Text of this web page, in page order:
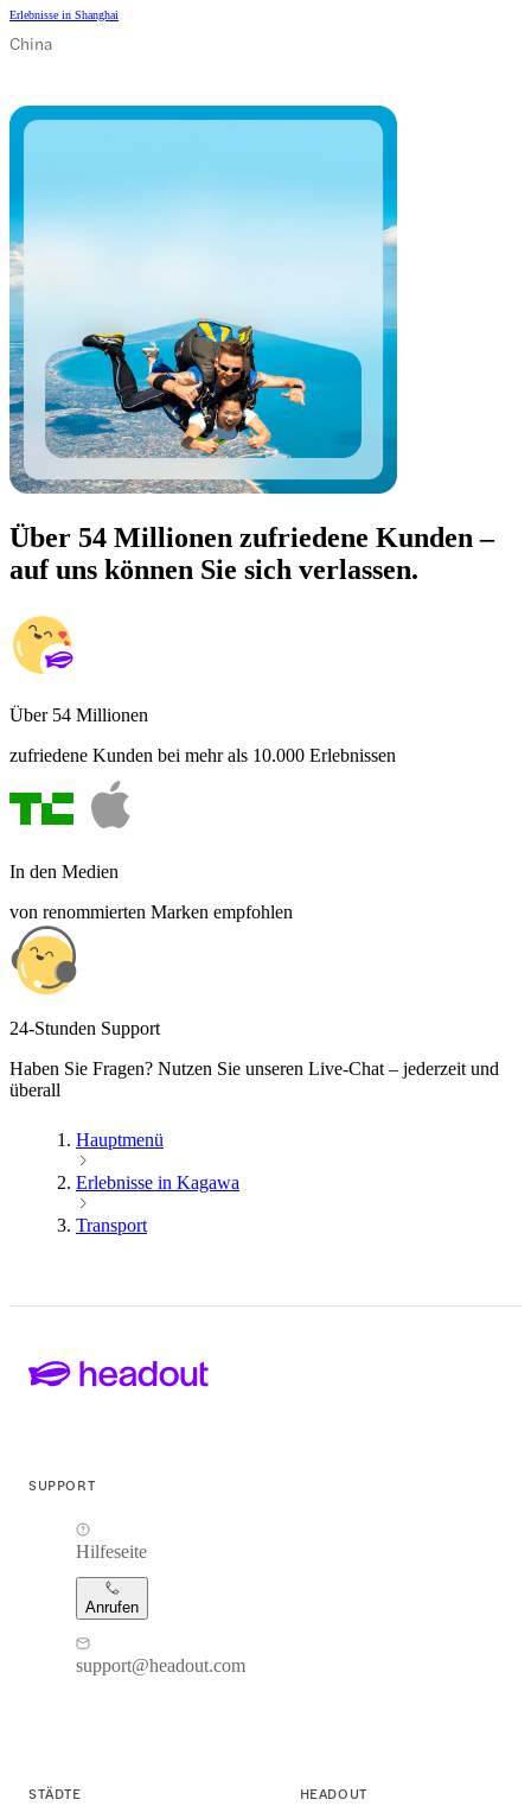
Erlebnisse in Shanghai
China
Über 54 Millionen zufriedene Kunden –
auf uns können Sie sich verlassen.
Über 54 Millionen
zufriedene Kunden bei mehr als 10.000 Erlebnissen
In den Medien
von renommierten Marken empfohlen
24-Stunden Support
Haben Sie Fragen? Nutzen Sie unseren Live-Chat – jederzeit und
überall
Hauptmenü
Erlebnisse in Kagawa
Transport
SUPPORT
Hilfeseite
Anrufen
support@headout.com
STÄDTE HEADOUT